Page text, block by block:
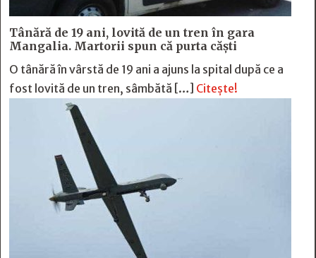
Tânără de 19 ani, lovită de un tren în gara
Mangalia. Martorii spun că purta căști
O tânără în vârstă de 19 ani a ajuns la spital după ce a
fost lovită de un tren, sâmbătă […] Citește!